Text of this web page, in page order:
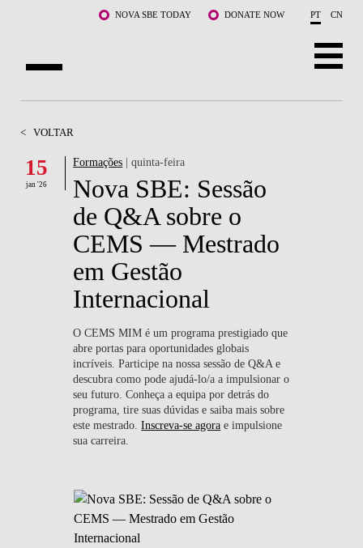
Saltar para o conteúdo principalNOVA SBE TODAY DONATE NOW PT CN
DOCENTES E INVESTIGAÇÃO
COMUNIDADE
WHAT'S HAPPENING
< VOLTAR
15
jan '26
Formações | quinta-feira
Nova SBE: Sessão
de Q&A sobre o
CEMS — Mestrado
em Gestão
Internacional
O CEMS MIM é um programa prestigiado que
abre portas para oportunidades globais
incríveis. Participe na nossa sessão de Q&A e
descubra como pode ajudá-lo/a a impulsionar o
seu futuro. Conheça a equipa por detrás do
programa, tire suas dúvidas e saiba mais sobre
este mestrado.Inscreva-se agora e impulsione
sua carreira.